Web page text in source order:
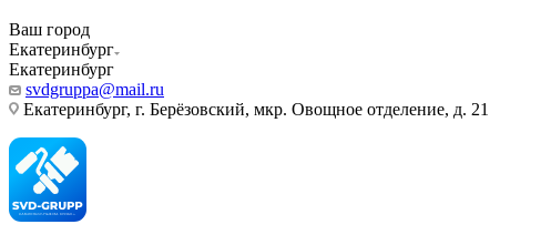
Ваш город
Екатеринбург
Екатеринбург
svdgruppa@mail.ru
Екатеринбург, г. Берёзовский, мкр. Овощное отделение, д. 21